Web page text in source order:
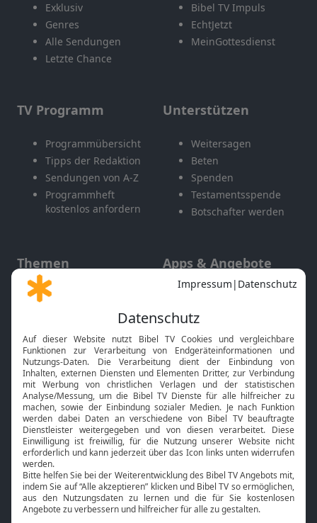
Exklusiv
Genres
Alle Sendungen
Letzte Chance
Bibel TV Impuls
EchtJetzt
MeinGottesdienst
TV Programm
Programmübersicht
Tipps der Redaktion
Sendungen von A-Z
Programmheft
kostenlos anfordern
Unterstützen
Weitersagen
Beten
Spenden
Testamentsspende
Botschafter werden
Themen
Gott und Bibel erklärt
Neuigkeiten
Apps & Angebote
Mobile App
Smart TV
HbbTV
Bibelthek Online-Bibel
Nächster Gottesdienst
Bibel TV
Über uns
Jobs
Service
Kontakt
TV-Empfang